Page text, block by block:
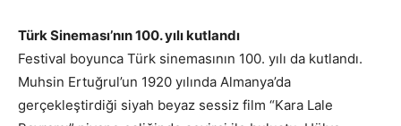
Türk Sineması’nın 100. yılı kutlandı
Festival boyunca Türk sinemasının 100. yılı da kutlandı.
Muhsin Ertuğrul’un 1920 yılında Almanya’da
gerçekleştirdiği siyah beyaz sessiz film “Kara Lale